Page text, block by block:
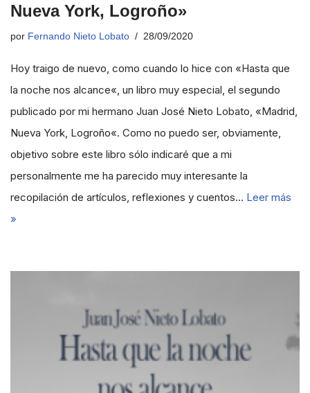
Nueva York, Logroño»
por Fernando Nieto Lobato 28/09/2020
Hoy traigo de nuevo, como cuando lo hice con «Hasta que
la noche nos alcance«, un libro muy especial, el segundo
publicado por mi hermano Juan José Nieto Lobato, «Madrid,
Nueva York, Logroño«. Como no puedo ser, obviamente,
objetivo sobre este libro sólo indicaré que a mi
personalmente me ha parecido muy interesante la
recopilación de artículos, reflexiones y cuentos… Leer más
»